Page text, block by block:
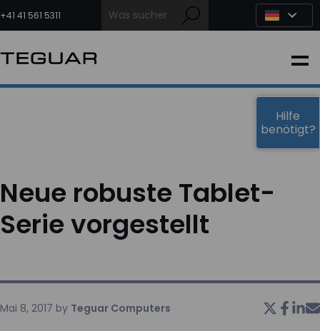
Inhalt
springen
+41 41 561 5311
INDUSTRIE
OEM LÖSUNGEN
Neue robuste Tablet-
Serie vorgestellt
Mai 8, 2017 by Teguar Computers
Hilfe
benötigt?